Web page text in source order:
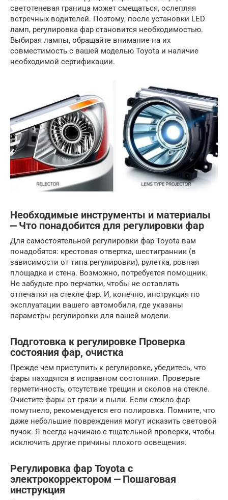
светотеневая граница может смещаться, ослепляя
встречных водителей. Поэтому, после установки LED
ламп, регулировка фар становится необходимостью.
Выбирая лампы, обращайте внимание на их
совместимость с вашей моделью Toyota и наличие
необходимой сертификации.
Необходимые инструменты и материалы
⎼ Что понадобится для регулировки фар
Для самостоятельной регулировки фар Toyota вам
понадобятся: крестовая отвертка, шестигранник (в
зависимости от типа регулировки), рулетка, ровная
площадка и стена. Возможно, потребуется помощник.
Не забудьте про перчатки, чтобы не оставлять
отпечатки на стекле фар. И, конечно, инструкция по
эксплуатации вашего автомобиля, где указаны
параметры регулировки для вашей модели.
Подготовка к регулировке Проверка
состояния фар, очистка
Прежде чем приступить к регулировке, убедитесь, что
фары находятся в исправном состоянии. Проверьте
герметичность, отсутствие трещин и сколов на стекле.
Очистите фары от грязи и пыли. Если стекло фар
помутнело, рекомендуется его полировка. Помните, что
даже небольшие повреждения могут исказить световой
пучок. Я всегда начинаю с тщательной проверки, чтобы
исключить другие причины плохого освещения.
Регулировка фар Toyota с
электрокорректором ⎼ Пошаговая
инструкция